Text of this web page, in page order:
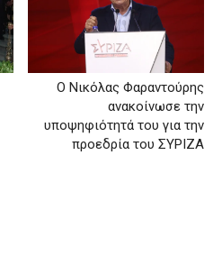
Ο Νικόλας Φαραντούρης
ανακοίνωσε την
υποψηφιότητά του για την
προεδρία του ΣΥΡΙΖΑ